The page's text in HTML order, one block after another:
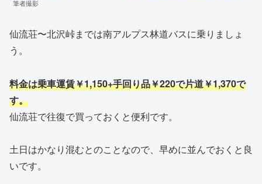
筆者撮影
仙流荘〜北沢峠までは南アルプス林道バスに乗りましょ
う。
料金は乗車運賃￥1,150+手回り品￥220で片道￥1,370で
す。
仙流荘で往復で買っておくと便利です。
土日はかなり混むとのことなので、早めに並んでおくと良
いです。